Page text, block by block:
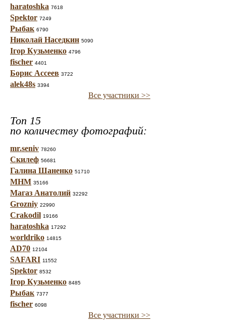
haratoshka 7618
Spektor 7249
Рыбак 6790
Николай Наседкин 5090
Ігор Кузьменко 4796
fischer 4401
Борис Ассеев 3722
alek48s 3394
Все участники >>
Топ 15
по количеству фотографий:
mr.seniv 78260
Скилеф 56681
Галина Шаненко 51710
МНМ 35166
Магаз Анатолий 32292
Grozniy 22990
Crakodil 19166
haratoshka 17292
worldriko 14815
AD70 12104
SAFARI 11552
Spektor 8532
Ігор Кузьменко 8485
Рыбак 7377
fischer 6098
Все участники >>